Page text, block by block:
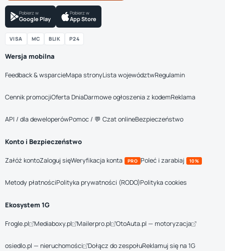
Pobierz w
Google Play
Pobierz w
App Store
VISA MC BLIK P24
Wersja mobilna
Feedback & wsparcieMapa stronyLista województwRegulamin
Cennik promocjiOferta DniaDarmowe ogłoszenia z kodemReklama
API / dla deweloperówPomoc / 💬 Czat onlineBezpieczeństwo
Konto i Bezpieczeństwo
Załóż kontoZaloguj sięWeryfikacja konta PRO Poleć i zarabiaj 10%
Metody płatnościPolityka prywatności (RODO)Polityka cookies
Ekosystem 1G
Frogle.pl Mediaboxy.pl Mailerpro.pl OtoAuta.pl — motoryzacja
osiedlo.pl — nieruchomości Dołącz do zespołuReklamuj się na 1G